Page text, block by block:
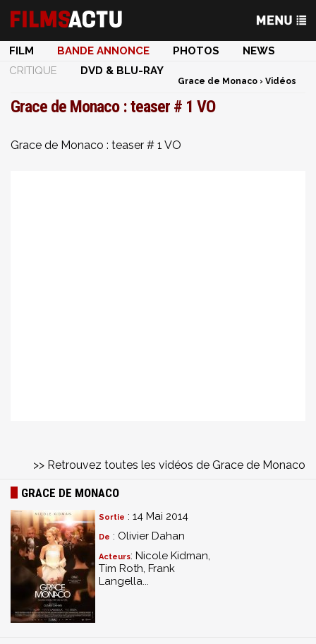
FILM BANDE ANNONCE PHOTOS
NEWS
CRITIQUE
DVD & BLU-RAY
Grace de Monaco › Vidéos
Grace de Monaco : teaser # 1 VO
Grace de Monaco : teaser # 1 VO
>> Retrouvez toutes les vidéos de Grace de Monaco
GRACE DE MONACO
Sortie : 14 Mai 2014
De : Olivier Dahan
Acteurs: Nicole Kidman,
Tim Roth, Frank
Langella...